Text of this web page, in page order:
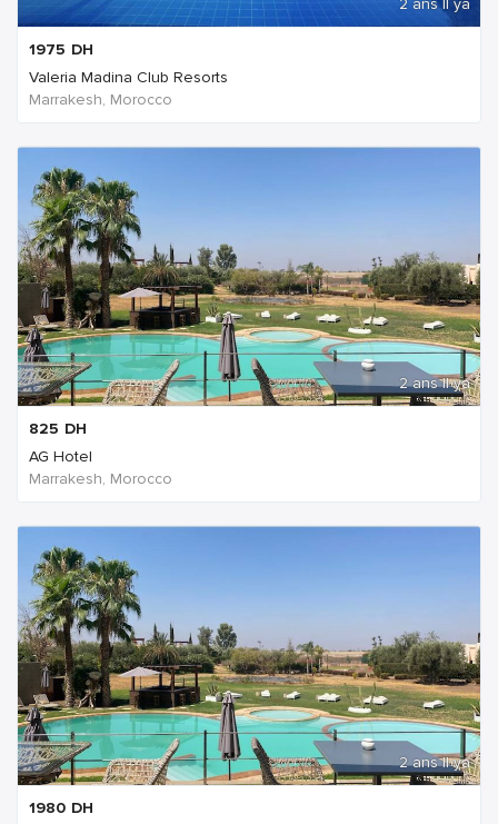
2 ans Il ya
1975 DH
Valeria Madina Club Resorts
Marrakesh, Morocco
2 ans Il ya
825 DH
AG Hotel
Marrakesh, Morocco
2 ans Il ya
1980 DH